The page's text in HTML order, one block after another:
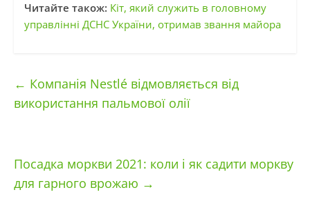
Читайте також: Кіт, який служить в головному
управлінні ДСНС України, отримав звання майора
← Компанія Nestlé відмовляється від
використання пальмової олії
Посадка моркви 2021: коли і як садити моркву
для гарного врожаю →